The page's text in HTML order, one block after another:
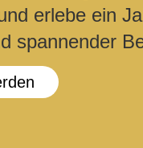
erlebe ein
spannender